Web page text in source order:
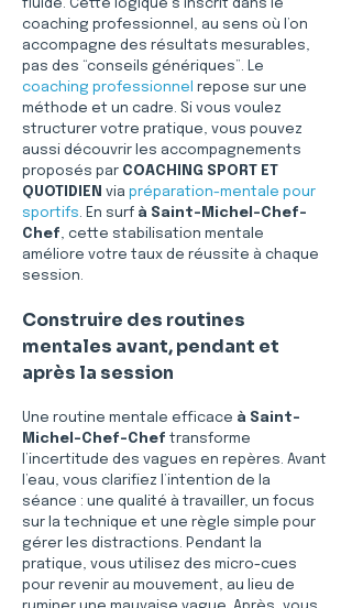
fluide. Cette logique s’inscrit dans le
coaching professionnel, au sens où l’on
accompagne des résultats mesurables,
pas des “conseils génériques”. Le
coaching professionnel repose sur une
méthode et un cadre. Si vous voulez
structurer votre pratique, vous pouvez
aussi découvrir les accompagnements
proposés par COACHING SPORT ET
QUOTIDIEN via préparation-mentale pour
sportifs. En surf à Saint-Michel-Chef-
Chef, cette stabilisation mentale
améliore votre taux de réussite à chaque
session.
Construire des routines
mentales avant, pendant et
après la session
Une routine mentale efficace à Saint-
Michel-Chef-Chef transforme
l’incertitude des vagues en repères. Avant
l’eau, vous clarifiez l’intention de la
séance : une qualité à travailler, un focus
sur la technique et une règle simple pour
gérer les distractions. Pendant la
pratique, vous utilisez des micro-cues
pour revenir au mouvement, au lieu de